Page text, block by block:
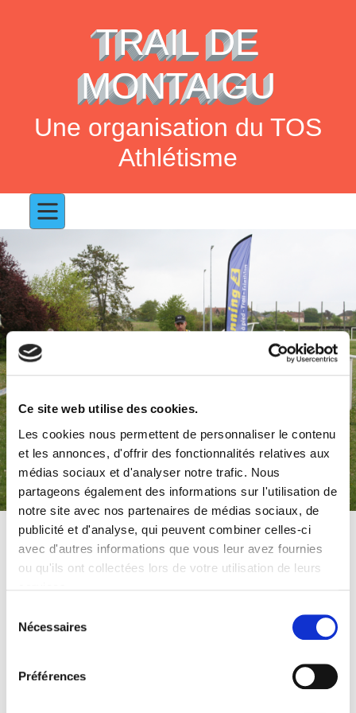
Ce site web utilise des cookies.
Les cookies nous permettent de personnaliser le contenu
et les annonces, d'offrir des fonctionnalités relatives aux
médias sociaux et d'analyser notre trafic. Nous
partageons également des informations sur l'utilisation de
notre site avec nos partenaires de médias sociaux, de
publicité et d'analyse, qui peuvent combiner celles-ci
avec d'autres informations que vous leur avez fournies
ou qu'ils ont collectées lors de votre utilisation de leurs
Nécessaires
Préférences
TRAIL DE
MONTAIGU
Une organisation du TOS
Athlétisme
Récompenses, résultats
et classement 2026
MARCHE NORDIQUE, IL
SERA REMIS UN LOT
CADEAU LORS DE LA